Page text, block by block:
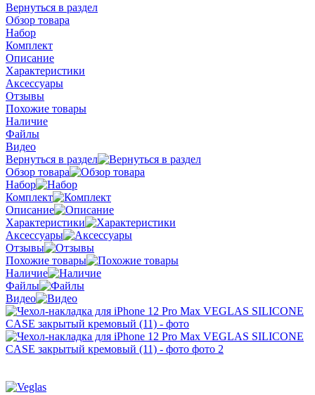
Вернуться в раздел
Обзор товара
Набор
Комплект
Описание
Характеристики
Аксессуары
Отзывы
Похожие товары
Наличие
Файлы
Видео
Вернуться в раздел
Обзор товара
Набор
Комплект
Описание
Характеристики
Аксессуары
Отзывы
Похожие товары
Наличие
Файлы
Видео